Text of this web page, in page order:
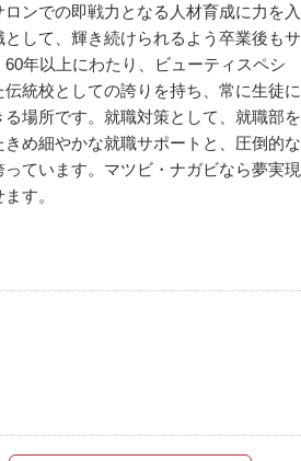
ロンでの即戦力となる人材育成に力を入
して、輝き続けられるよう卒業後もサ
年以上にわたり、ビューティスペシ
統校としての誇りを持ち、常に生徒に
場所です。就職対策として、就職部を
め細やかな就職サポートと、圧倒的な
ています。マツビ・ナガビなら夢実現
す。